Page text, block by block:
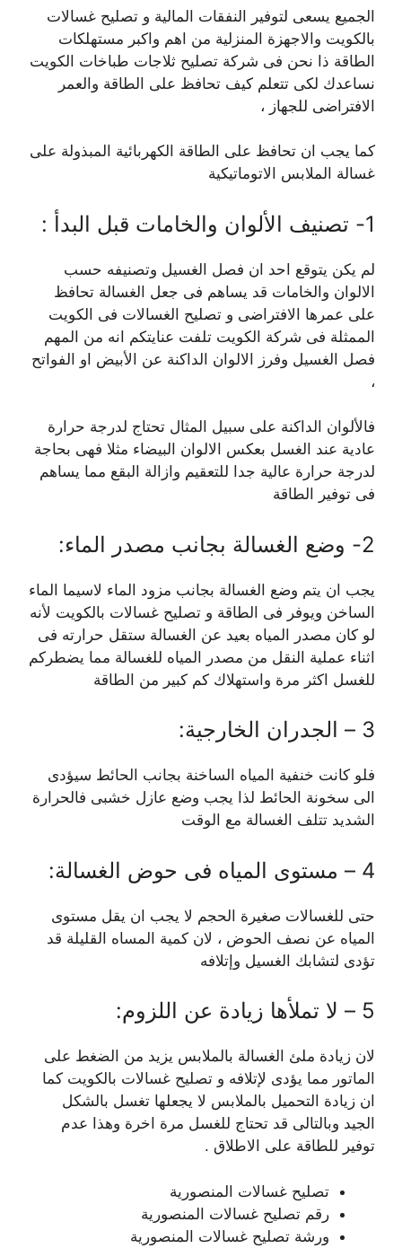
الجميع يسعى لتوفير النفقات المالية و تصليح غسالات
بالكويت والاجهزة المنزلية من اهم واكبر مستهلكات
الطاقة ذا نحن فى شركة تصليح ثلاجات طباخات الكويت
نساعدك لكى تتعلم كيف تحافظ على الطاقة والعمر
الافتراضى للجهاز ،
كما يجب ان تحافظ على الطاقة الكهربائية المبذولة على
غسالة الملابس الاتوماتيكية
1- تصنيف الألوان والخامات قبل البدأ :
لم يكن يتوقع احد ان فصل الغسيل وتصنيفه حسب
الالوان والخامات قد يساهم فى جعل الغسالة تحافظ
على عمرها الافتراضى و تصليح الغسالات فى الكويت
الممثلة فى شركة الكويت تلفت عنايتكم انه من المهم
فصل الغسيل وفرز الالوان الداكنة عن الأبيض او الفواتح
،
فالألوان الداكنة على سبيل المثال تحتاج لدرجة حرارة
عادية عند الغسل بعكس الالوان البيضاء مثلا فهى بحاجة
لدرجة حرارة عالية جدا للتعقيم وازالة البقع مما يساهم
فى توفير الطاقة
2- وضع الغسالة بجانب مصدر الماء:
يجب ان يتم وضع الغسالة بجانب مزود الماء لاسيما الماء
الساخن ويوفر فى الطاقة و تصليح غسالات بالكويت لأنه
لو كان مصدر المياه بعيد عن الغسالة ستقل حرارته فى
اثناء عملية النقل من مصدر المياه للغسالة مما يضطركم
للغسل اكثر مرة واستهلاك كم كبير من الطاقة
3 – الجدران الخارجية:
فلو كانت خنفية المياه الساخنة بجانب الحائط سيؤدى
الى سخونة الحائط لذا يجب وضع عازل خشبى فالحرارة
الشديد تتلف الغسالة مع الوقت
4 – مستوى المياه فى حوض الغسالة:
حتى للغسالات صغيرة الحجم لا يجب ان يقل مستوى
المياه عن نصف الحوض ، لان كمية المساه القليلة قد
تؤدى لتشابك الغسيل وإتلافه
5 – لا تملأها زيادة عن اللزوم:
لان زيادة ملئ الغسالة بالملابس يزيد من الضغط على
الماتور مما يؤدى لإتلافه و تصليح غسالات بالكويت كما
ان زيادة التحميل بالملابس لا يجعلها تغسل بالشكل
الجيد وبالتالى قد تحتاج للغسل مرة اخرة وهذا عدم
توفير للطاقة على الاطلاق .
تصليح غسالات المنصورية
رقم تصليح غسالات المنصورية
ورشة تصليح غسالات المنصورية